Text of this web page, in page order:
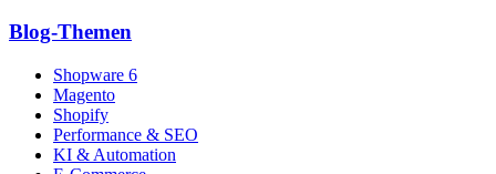
Blog-Themen
Shopware 6
Magento
Shopify
Performance & SEO
KI & Automation